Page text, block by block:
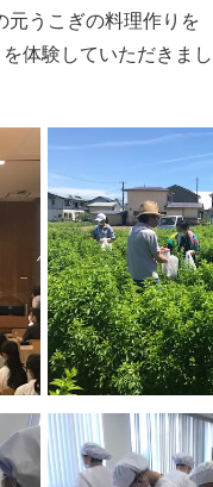
元うこぎの料理作りを
体験していただきまし